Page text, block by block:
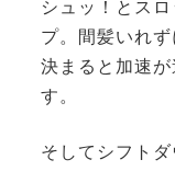
シュッ！とス
プ。間髪いれ
決まると加速
す。
そしてシフト